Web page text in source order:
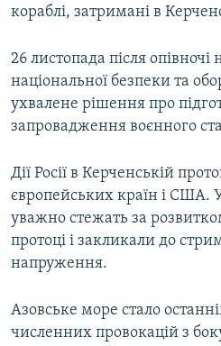
кораблі, затримані в
26 листопада після опівночі
національної безпеки та
ухвалене рішення про
запровадження воєнного
Дії Росії в Керченській
європейських країн і
уважно стежать за
протоці і закликали до
напруження.
Азовське море стало
численних провокацій з